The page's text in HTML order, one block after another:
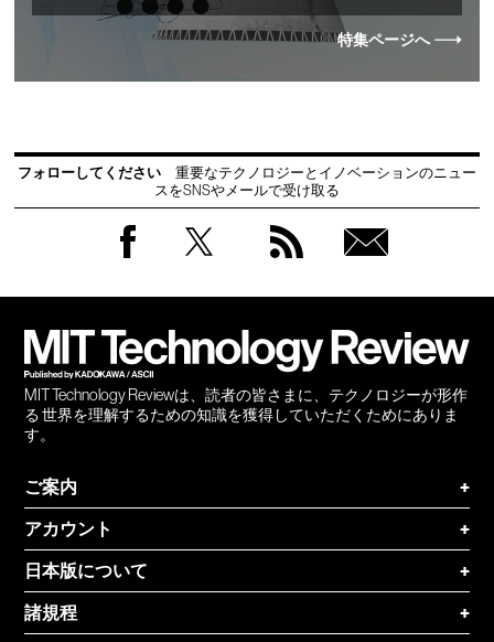
特集ページへ
フォローしてください
重要なテクノロジーとイノベーションのニュー
スをSNSやメールで受け取る
MIT Technology Reviewは、読者の皆さまに、テクノロジーが形作
る 世界を理解するための知識を獲得していただくためにありま
す。
ご案内
+
アカウント
+
日本版について
+
諸規程
+